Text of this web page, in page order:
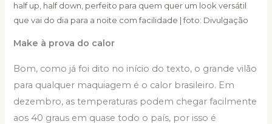
half up, half down, perfeito para quem quer um look versátil
que vai do dia para a noite com facilidade | foto: Divulgação
Make à prova do calor
Bom, como já foi dito no início do texto, o grande vilão
para qualquer maquiagem é o calor brasileiro. Em
dezembro, as temperaturas podem chegar facilmente
aos 40 graus em quase todo o país, por isso é